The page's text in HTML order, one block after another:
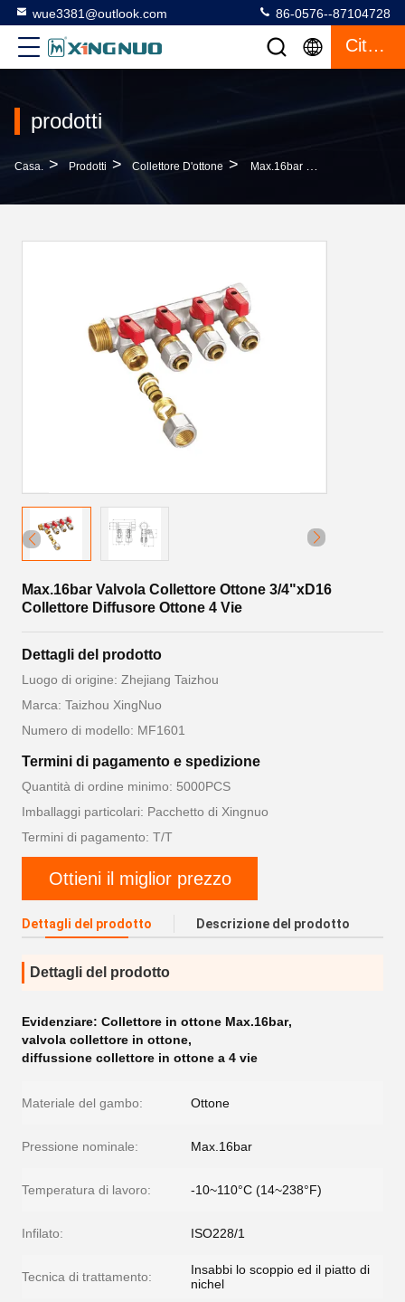
wue3381@outlook.com 86-0576--87104728
Citazione
prodotti
Casa. > Prodotti > Collettore D'ottone > Max.16bar Valvola Collettore Ottone 3/4"xD16 Collettore Diffusore Ottone 4 Vie
Max.16bar Valvola Collettore Ottone 3/4"xD16
Collettore Diffusore Ottone 4 Vie
Dettagli del prodotto
Luogo di origine: Zhejiang Taizhou
Marca: Taizhou XingNuo
Numero di modello: MF1601
Termini di pagamento e spedizione
Quantità di ordine minimo: 5000PCS
Imballaggi particolari: Pacchetto di Xingnuo
Termini di pagamento: T/T
Ottieni il miglior prezzo
Dettagli del prodotto Descrizione del prodotto
Dettagli del prodotto
Evidenziare: Collettore in ottone Max.16bar,
valvola collettore in ottone,
diffussione collettore in ottone a 4 vie
Materiale del gambo: Ottone
Pressione nominale: Max.16bar
Temperatura di lavoro: -10~110°C (14~238°F)
Infilato: ISO228/1
Tecnica di trattamento:
Insabbi lo scoppio ed il piatto di
nichel